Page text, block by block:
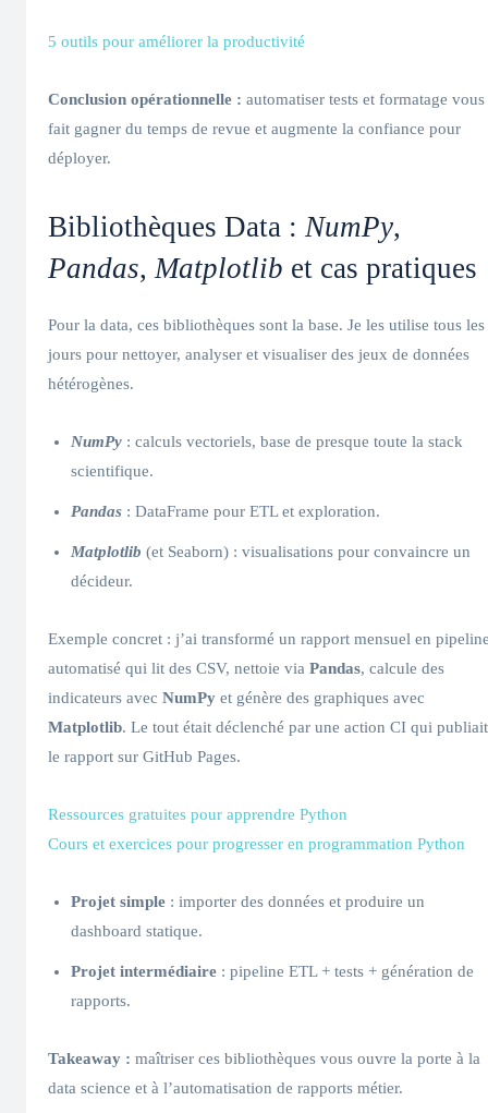
5 outils pour améliorer la productivité
Conclusion opérationnelle : automatiser tests et formatage vous
fait gagner du temps de revue et augmente la confiance pour
déployer.
Bibliothèques Data : NumPy,
Pandas,Matplotlib et cas pratiques
Pour la data, ces bibliothèques sont la base. Je les utilise tous les
jours pour nettoyer, analyser et visualiser des jeux de données
hétérogènes.
NumPy : calculs vectoriels, base de presque toute la stack
scientifique.
Pandas : DataFrame pour ETL et exploration.
Matplotlib (et Seaborn) : visualisations pour convaincre un
décideur.
Exemple concret : j’ai transformé un rapport mensuel en
automatisé qui lit des CSV, nettoie via Pandas, calcule des
indicateurs avec NumPy et génère des graphiques avec
Matplotlib. Le tout était déclenché par une action CI qui publiait
le rapport sur GitHub Pages.
Ressources gratuites pour apprendre Python
Cours et exercices pour progresser en programmation Python
Projet simple : importer des données et produire un
dashboard statique.
Projet intermédiaire : pipeline ETL + tests + génération de
rapports.
Takeaway : maîtriser ces bibliothèques vous ouvre la porte à la
data science et à l’automatisation de rapports métier.